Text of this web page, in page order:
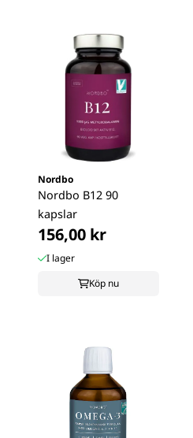
Nordbo
Nordbo B12 90
kapslar
156,00 kr
I lager
Köp nu